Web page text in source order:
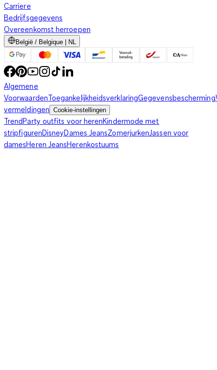
Carriere
Bedrijfsgegevens
Overeenkomst herroepen
België / Belgique | NL
Algemene
VoorwaardenToegankelijkheidsverklaringGegevensbescherming
vermeldingen Cookie-instellingen
TrendParty outfits voor herenKindermode met
stripfigurenDisneyDames JeansZomerjurkenJassen voor
damesHeren JeansHerenkostuums